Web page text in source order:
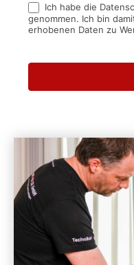
Ich habe die
genommen. Ich bin
erhobenen Daten zu